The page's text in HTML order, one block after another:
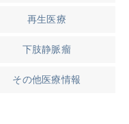
再生医療
下肢静脈瘤
その他医療情報